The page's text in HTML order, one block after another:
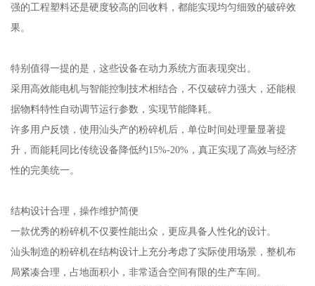
强的工程塑料还是硬度较高的回收料，都能实现均匀细致的破碎效
果。
特别值得一提的是，这些设备在动力系统方面表现突出。
采用高效能电机与智能控制技术相结合，不仅破碎力强大，还能根
据物料特性自动调节运行参数，实现节能降耗。
许多用户反馈，使用汕头产的粉碎机后，单位时间处理量显著提
升，而能耗同比传统设备降低约15%-20%，真正实现了高效与经济
性的完美统一。
结构设计合理，操作维护简便
一款优秀的粉碎机不仅要性能出众，更应具备人性化的设计。
汕头制造的粉碎机在结构设计上充分考虑了实际使用场景，整机布
局紧凑合理，占地面积小，非常适合空间有限的生产车间。